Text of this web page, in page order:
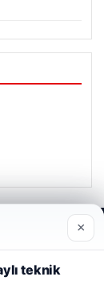
çerezler
×
teknik